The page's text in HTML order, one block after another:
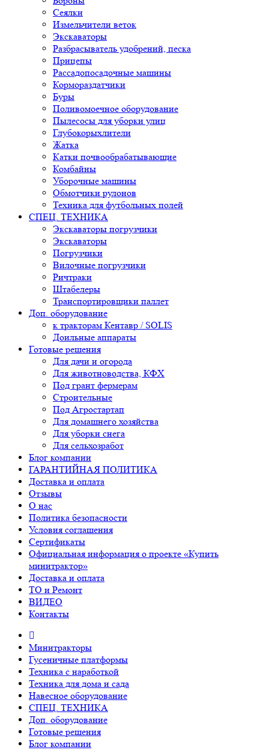
Сеялки
Измельчители веток
Экскаваторы
Разбрасыватель удобрений, песка
Прицепы
Рассадопосадочные машины
Кормораздатчики
Буры
Поливомоечное оборудование
Пылесосы для уборки улиц
Глубокорыхлители
Жатка
Катки почвообрабатывающие
Комбайны
Уборочные машины
Обмотчики рулонов
Техника для футбольных полей
СПЕЦ. ТЕХНИКА
Экскаваторы погрузчики
Экскаваторы
Погрузчики
Вилочные погрузчики
Ричтраки
Штабелеры
Транспортировщики паллет
Доп. оборудование
к тракторам Кентавр / SOLIS
Доильные аппараты
Готовые решения
Для дачи и огорода
Для животноводства, КФХ
Под грант фермерам
Строительные
Под Агростартап
Для домашнего хозяйства
Для уборки снега
Для сельхозработ
Блог компании
ГАРАНТИЙНАЯ ПОЛИТИКА
Доставка и оплата
Отзывы
О нас
Политика безопасности
Условия соглашения
Сертификаты
Официальная информация о проекте «Купить
минитрактор»
Доставка и оплата
ТО и Ремонт
ВИДЕО
Контакты
Минитракторы
Гусеничные платформы
Техника с наработкой
Техника для дома и сада
Навесное оборудование
СПЕЦ. ТЕХНИКА
Доп. оборудование
Готовые решения
Блог компании